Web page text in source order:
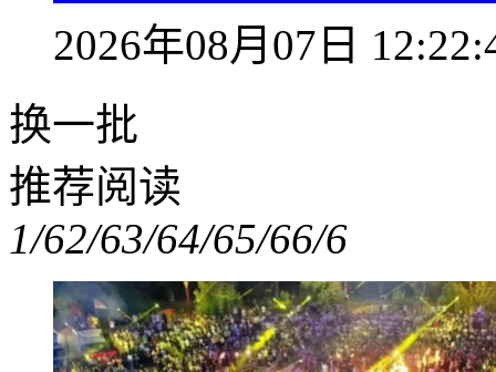
2026年08月07日
换一批
推荐阅读
1/62/63/64/65/66/6